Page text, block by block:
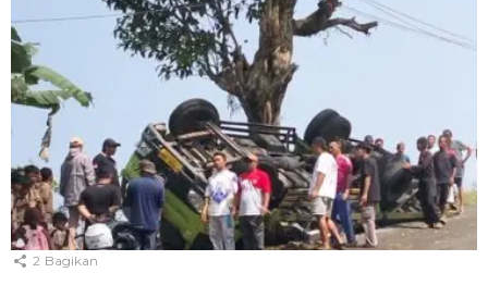
2 Bagikan